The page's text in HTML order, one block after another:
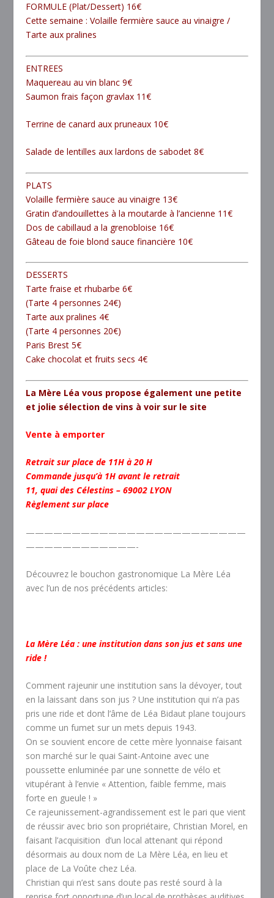
FORMULE (Plat/Dessert) 16€
Cette semaine : Volaille fermière sauce au vinaigre /
Tarte aux pralines
ENTREES
Maquereau au vin blanc 9€
Saumon frais façon gravlax 11€
Terrine de canard aux pruneaux 10€
Salade de lentilles aux lardons de sabodet 8€
PLATS
Volaille fermière sauce au vinaigre 13€
Gratin d’andouillettes à la moutarde à l’ancienne 11€
Dos de cabillaud a la grenobloise 16€
Gâteau de foie blond sauce financière 10€
DESSERTS
Tarte fraise et rhubarbe 6€
(Tarte 4 personnes 24€)
Tarte aux pralines 4€
(Tarte 4 personnes 20€)
Paris Brest 5€
Cake chocolat et fruits secs 4€
La Mère Léa vous propose également une petite
et jolie sélection de vins à voir sur le site
Vente à emporter
Retrait sur place de 11H à 20 H
Commande jusqu’à 1H avant le retrait
11, quai des Célestins – 69002 LYON
Règlement sur place
————————————————————————
————————————-
Découvrez le bouchon gastronomique La Mère Léa
avec l’un de nos précédents articles:
La Mère Léa : une institution dans son jus et sans une
ride !
Comment rajeunir une institution sans la dévoyer, tout
en la laissant dans son jus ? Une institution qui n’a pas
pris une ride et dont l’âme de Léa Bidaut plane toujours
comme un fumet sur un mets depuis 1943.
On se souvient encore de cette mère lyonnaise faisant
son marché sur le quai Saint-Antoine avec une
poussette enluminée par une sonnette de vélo et
vitupérant à l’envie « Attention, faible femme, mais
forte en gueule ! »
Ce rajeunissement-agrandissement est le pari que vient
de réussir avec brio son propriétaire, Christian Morel, en
faisant l’acquisition d’un local attenant qui répond
désormais au doux nom de La Mère Léa, en lieu et
place de La Voûte chez Léa.
Christian qui n’est sans doute pas resté sourd à la